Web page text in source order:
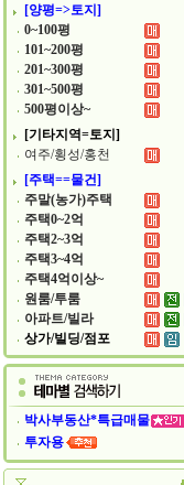
[양평=>토지]
0~100평
101~200평
201~300평
301~500평
500평이상~
[기타지역=토지]
여주/횡성/홍천
[주택==물건]
주말(농가)주택
주택0~2억
주택2~3억
주택3~4억
주택4억이상~
원룸/투룸
아파트/빌라
상가/빌딩/점포
박사부동산*특급매물
투자용